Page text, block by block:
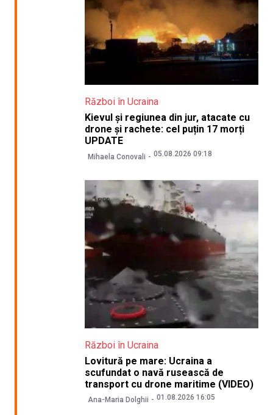
Război în Ucraina
Kievul și regiunea din jur, atacate cu
drone și rachete: cel puțin 17 morți
UPDATE
Mihaela Conovali 05.08.2026 09:18
Război în Ucraina
Lovitură pe mare: Ucraina a
scufundat o navă rusească de
transport cu drone maritime (VIDEO)
Ana-Maria Dolghii 01.08.2026 16:05